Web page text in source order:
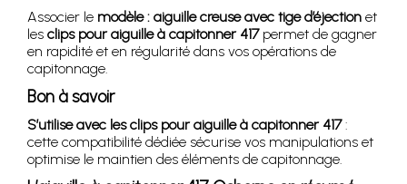
Associer le modèle : aiguille creuse avec tige d’éjection et
les clips pour aiguille à capitonner 417permet de gagner
en rapidité et en régularité dans vos opérations de
capitonnage.
Bon à savoir
S’utilise avec les clips pour aiguille à capitonner 417:
cette compatibilité dédiée sécurise vos manipulations et
optimise le maintien des éléments de capitonnage.